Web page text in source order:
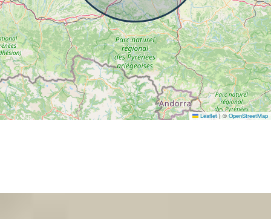
Leaflet |©OpenStreetMap